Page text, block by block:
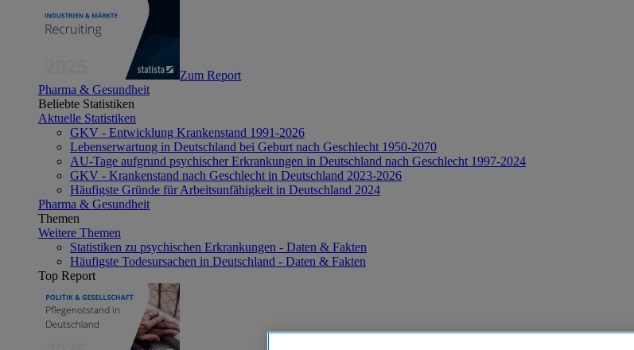
Zum Report
Pharma & Gesundheit
Beliebte Statistiken
Aktuelle Statistiken
GKV - Entwicklung Krankenstand 1991-2026
Lebenserwartung in Deutschland bei Geburt nach Geschlecht 1950-2070
AU-Tage aufgrund psychischer Erkrankungen in Deutschland nach Geschlecht 1997-2024
GKV - Krankenstand nach Geschlecht in Deutschland 2023-2026
Häufigste Gründe für Arbeitsunfähigkeit in Deutschland 2024
Pharma & Gesundheit
Themen
Weitere Themen
Statistiken zu psychischen Erkrankungen - Daten & Fakten
Häufigste Todesursachen in Deutschland - Daten & Fakten
Top Report